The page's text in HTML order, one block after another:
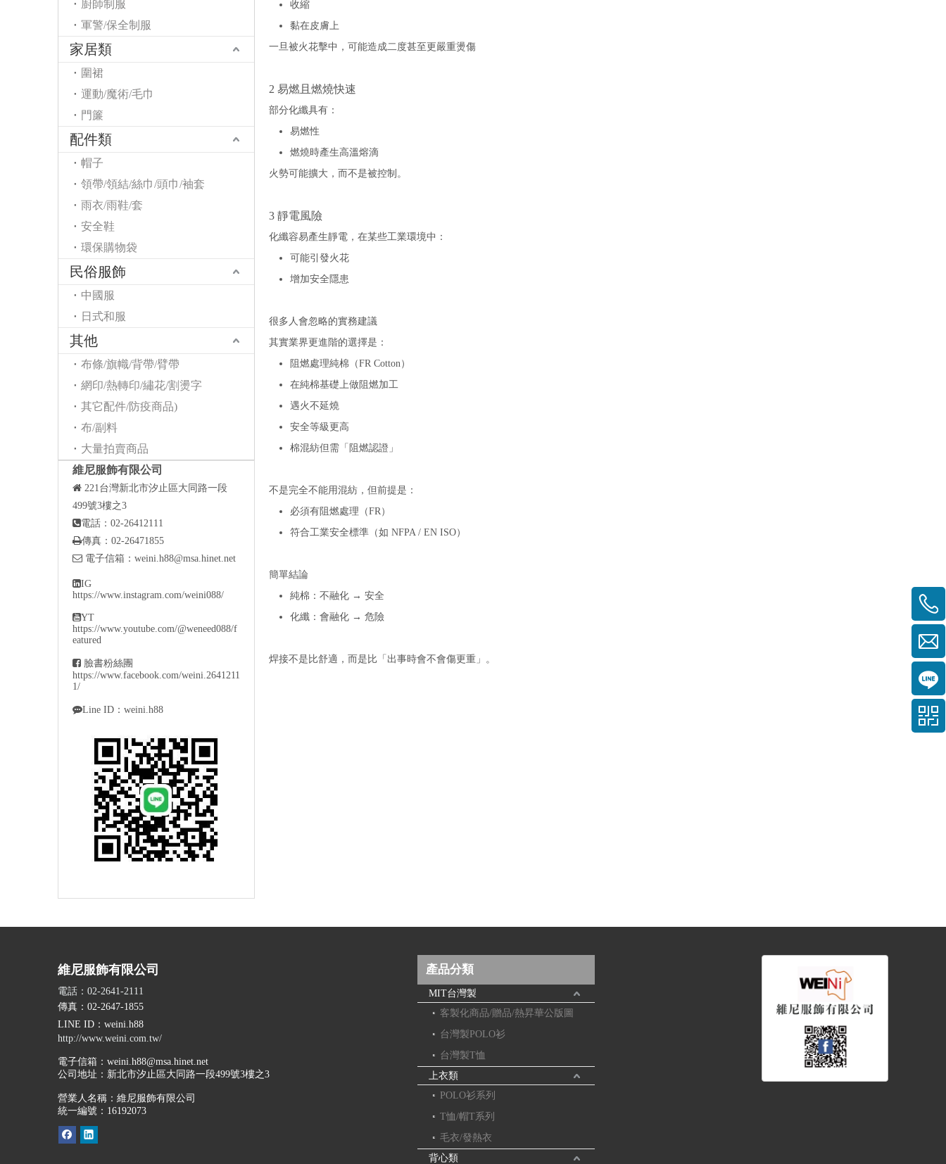
廚師制服
軍警/保全制服
家居類
圍裙
運動/魔術/毛巾
門簾
配件類
帽子
領帶/領結/絲巾/頭巾/袖套
雨衣/雨鞋/套
安全鞋
環保購物袋
民俗服飾
中國服
日式和服
其他
布條/旗幟/背帶/臂帶
網印/熱轉印/繡花/割燙字
其它配件/防疫商品)
布/副料
大量拍賣商品
維尼服飾有限公司
 221台灣新北市汐止區大同路一段
499號3樓之3
電話：02-26412111
傳真：02-26471855
 電子信箱： weini.h88@msa.hinet.net
IG
https://www.instagram.com/weini088/
YT
https://www.youtube.com/@weneed088/f
eatured
 臉書粉絲團
https://www.facebook.com/weini.2641211
1/
Line ID：weini.h88
收縮
黏在皮膚上
一旦被火花擊中，可能造成二度甚至更嚴重燙傷
2 易燃且燃燒快速
部分化纖具有：
易燃性
燃燒時產生高溫熔滴
火勢可能擴大，而不是被控制。
3 靜電風險
化纖容易產生靜電，在某些工業環境中：
可能引發火花
增加安全隱患
很多人會忽略的實務建議
其實業界更進階的選擇是：
阻燃處理純棉（FR Cotton）
在純棉基礎上做阻燃加工
遇火不延燒
安全等級更高
棉混紡但需「阻燃認證」
不是完全不能用混紡，但前提是：
必須有阻燃處理（FR）
符合工業安全標準（如 NFPA / EN ISO）
簡單結論
純棉：不融化 → 安全
化纖：會融化 → 危險
焊接不是比舒適，而是比「出事時會不會傷更重」。
維尼服飾有限公司
電話：02-2641-2111
傳真：02-2647-1855
LINE ID ：weini.h88
http://www.weini.com.tw/
電子信箱： weini.h88@msa.hinet.net
公司地址： 新北市汐止區大同路一段499號3樓之3
營業人名稱：維尼服飾有限公司
統一編號：16192073
產品分類
MIT台灣製
客製化商品/贈品/熱昇華公版圖
台灣製POLO衫
台灣製T恤
上衣類
POLO衫系列
T恤/帽T系列
毛衣/發熱衣
背心類